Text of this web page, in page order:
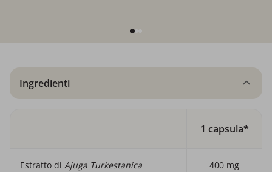
Ingredienti
1 capsula*
Estratto di Ajuga Turkestanica 400 mg